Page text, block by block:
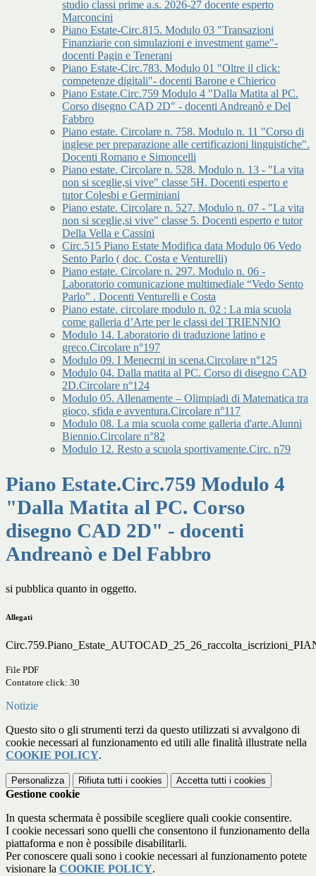
studio classi prime a.s. 2026-27 docente esperto
Marconcini
Piano Estate-Circ.815. Modulo 03 "Transazioni
Finanziarie con simulazioni e investment game"-
docenti Pagin e Tenerani
Piano Estate-Circ.783. Modulo 01 "Oltre il click:
competenze digitali"- docenti Barone e Chierico
Piano Estate.Circ.759 Modulo 4 "Dalla Matita al PC.
Corso disegno CAD 2D" - docenti Andreanò e Del
Fabbro
Piano estate. Circolare n. 758. Modulo n. 11 "Corso di
inglese per preparazione alle certificazioni linguistiche".
Docenti Romano e Simoncelli
Piano estate. Circolare n. 528. Modulo n. 13 - "La vita
non si sceglie,si vive" classe 5H. Docenti esperto e
tutor Colesbi e Germiniani
Piano estate. Circolare n. 527. Modulo n. 07 - "La vita
non si sceglie,si vive" classe 5. Docenti esperto e tutor
Della Vella e Cassini
Circ.515 Piano Estate Modifica data Modulo 06 Vedo
Sento Parlo ( doc. Costa e Venturelli)
Piano estate. Circolare n. 297. Modulo n. 06 -
Laboratorio comunicazione multimediale “Vedo Sento
Parlo” . Docenti Venturelli e Costa
Piano estate. circolare modulo n. 02 : La mia scuola
come galleria d’Arte per le classi del TRIENNIO
Modulo 14. Laboratorio di traduzione latino e
greco.Circolare n°197
Modulo 09. I Menecmi in scena.Circolare n°125
Modulo 04. Dalla matita al PC. Corso di disegno CAD
2D.Circolare n°124
Modulo 05. Allenamente – Olimpiadi di Matematica tra
gioco, sfida e avventura.Circolare n°117
Modulo 08. La mia scuola come galleria d'arte.Alunni
Biennio.Circolare n°82
Modulo 12. Resto a scuola sportivamente.Circ. n79
Piano Estate.Circ.759 Modulo 4
"Dalla Matita al PC. Corso
disegno CAD 2D" - docenti
Andreanò e Del Fabbro
si pubblica quanto in oggetto.
Allegati
File PDF
Contatore click: 30
Notizie
Questo sito o gli strumenti terzi da questo utilizzati si avvalgono di
cookie necessari al funzionamento ed utili alle finalità illustrate nella
COOKIE POLICY.
Personalizza Rifiuta tutti i cookies Accetta tutti i cookies
Gestione cookie
In questa schermata è possibile scegliere quali cookie consentire.
I cookie necessari sono quelli che consentono il funzionamento della
piattaforma e non è possibile disabilitarli.
Per conoscere quali sono i cookie necessari al funzionamento potete
visionare la COOKIE POLICY.